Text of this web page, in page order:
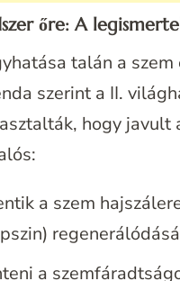
őre: A
talán a
szerint a II.
hogy javult
a szem
a